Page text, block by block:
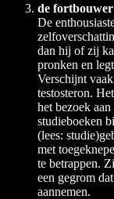
de fortbouwer
De
dan hij of zij
pronken en
Verschijnt
testosteron.
het bezoek
studieboeken
(lees:
met
te betrappen.
een gegrom
aannemen.